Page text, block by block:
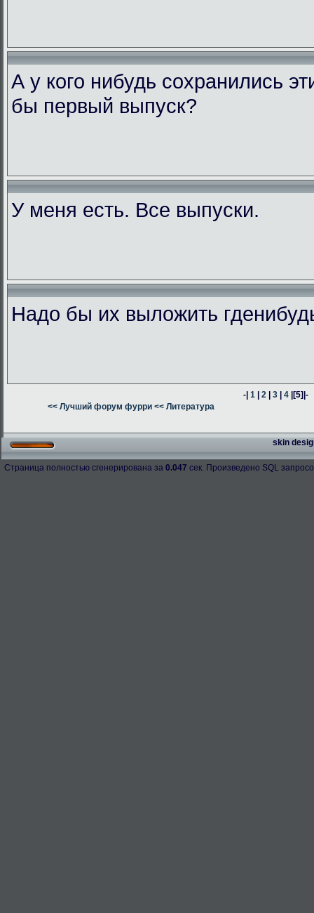
А у кого нибудь сохранились
бы первый выпуск?
У меня есть. Все выпуски.
Надо бы их выложить
-|1 |2 |3 |4 |[5]|-
<< Лучший форум фурри << Литература
skin
Страница полностью сгенерирована за 0.047 сек. Произведено SQL